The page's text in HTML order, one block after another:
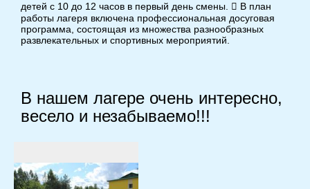
детей с 10 до 12 часов в первый день смены.  В план
работы лагеря включена профессиональная досуговая
программа, состоящая из множества разнообразных
развлекательных и спортивных мероприятий.
В нашем лагере очень интересно,
весело и незабываемо!!!